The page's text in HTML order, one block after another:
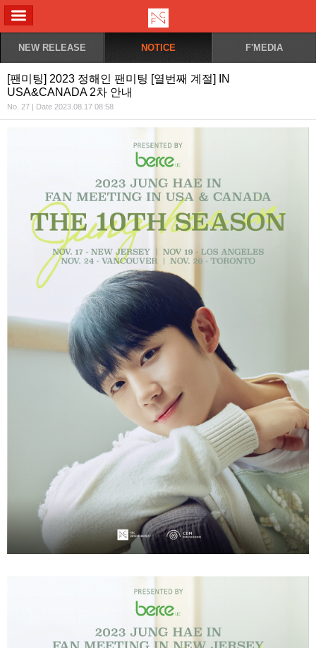
NEW RELEASE NOTICE F'MEDIA
[팬미팅] 2023 정해인 팬미팅 [열번째 계절] IN
USA&CANADA 2차 안내
No. 27 | Date 2023.08.17 08:58